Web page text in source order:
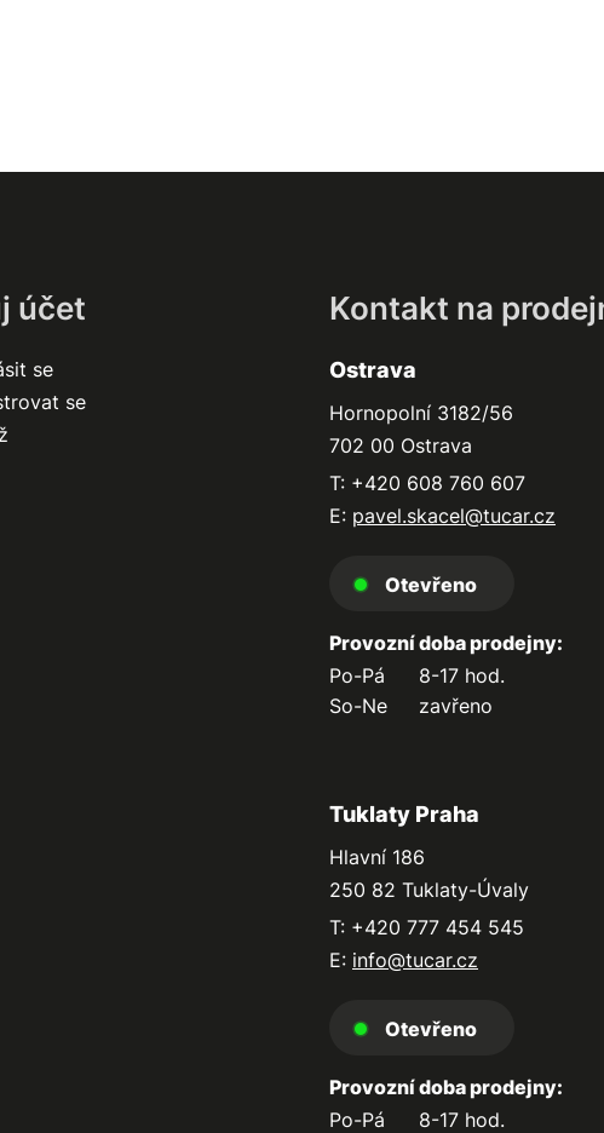
účet
se
se
Kontakt na
Ostrava
Hornopolní 3182/56
702 00 Ostrava
T: +420 608 760 607
E: pavel.skacel@tucar.cz
Otevřeno
Provozní doba prodejny:
Po-Pá
8-17 hod.
So-Ne
zavřeno
Tuklaty Praha
Hlavní 186
250 82 Tuklaty-Úvaly
T: +420 777 454 545
E: info@tucar.cz
Otevřeno
Provozní doba prodejny:
Po-Pá
8-17 hod.